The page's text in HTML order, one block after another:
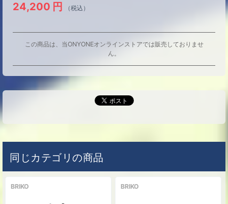
24,200 円 （税込）
この商品は、当ONYONEオンラインストアでは販売しておりませ
ん。
同じカテゴリの商品
BRIKO BRIKO